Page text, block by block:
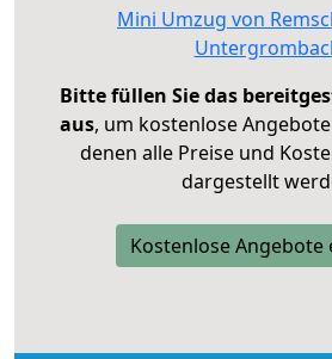
Mini Umzug von
Bitte füllen Sie das
aus, um kostenlose
denen alle Preise und
dargestellt
Kostenlose Angebote